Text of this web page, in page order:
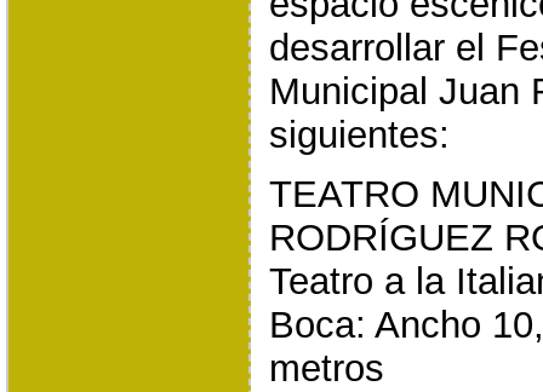
desarrollar el
Municipal Juan
siguientes:
TEATRO
RODRÍGUEZ
Teatro a la
Boca: Ancho
metros